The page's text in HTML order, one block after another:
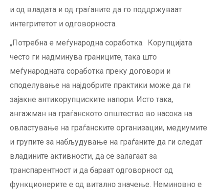
и од владата и од граѓаните да го поддржуваат
интегритетот и одговорноста.
„Потребна е меѓународна соработка. Корупцијата
често ги надминува границите, така што
меѓународната соработка преку договори и
споделување на најдобрите практики може да ги
зајакне антикорупциските напори. Исто така,
ангажман на граѓанското општество во насока на
овластување на граѓанските организации, медиумите
и групите за набљудување на граѓаните да ги следат
владините активности, да се залагаат за
транспарентност и да бараат одговорност од
функционерите е од витално значење. Неминовно е